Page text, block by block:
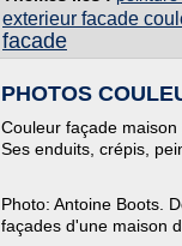
exterieur facade
facade
PHOTOS
Couleur façade
Ses enduits, crépis,
Photo: Antoine Boots.
façades d'une maison